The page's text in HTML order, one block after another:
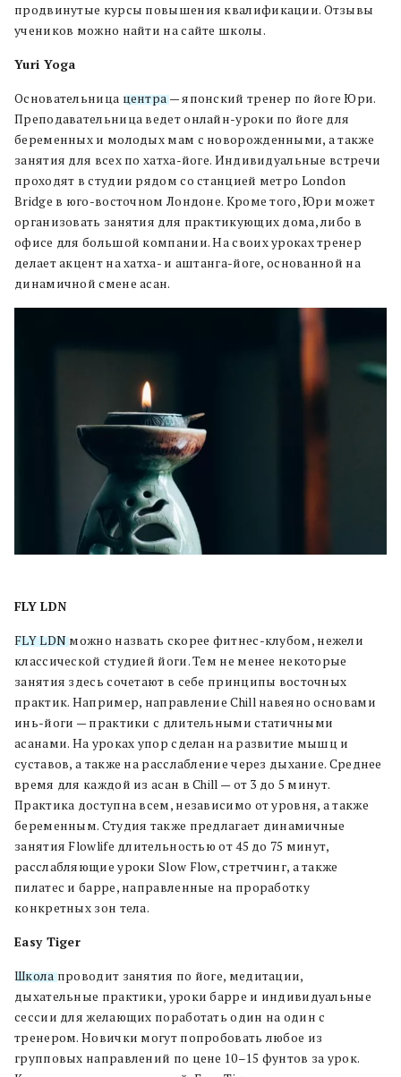
продвинутые курсы повышения квалификации. Отзывы
учеников можно найти на сайте школы.
Yuri Yoga
Основательница центра— японский тренер по йоге Юри.
Преподавательница ведет онлайн-уроки по йоге для
беременных и молодых мам с новорожденными, а также
занятия для всех по хатха-йоге. Индивидуальные встречи
проходят в студии рядом со станцией метро London
Bridge в юго-восточном Лондоне. Кроме того, Юри может
организовать занятия для практикующих дома, либо в
офисе для большой компании. На своих уроках тренер
делает акцент на хатха- и аштанга-йоге, основанной на
динамичной смене асан.
FLY LDN
FLY LDNможно назвать скорее фитнес-клубом, нежели
классической студией йоги. Тем не менее некоторые
занятия здесь сочетают в себе принципы восточных
практик. Например, направление Chill навеяно основами
инь-йоги — практики с длительными статичными
асанами. На уроках упор сделан на развитие мышц и
суставов, а также на расслабление через дыхание. Среднее
время для каждой из асан в Chill — от 3 до 5 минут.
Практика доступна всем, независимо от уровня, а также
беременным. Студия также предлагает динамичные
занятия Flowlife длительностью от 45 до 75 минут,
расслабляющие уроки Slow Flow, стретчинг, а также
пилатес и барре, направленные на проработку
конкретных зон тела.
Easy Tiger
Школапроводит занятия по йоге, медитации,
дыхательные практики, уроки барре и индивидуальные
сессии для желающих поработать один на один с
тренером. Новички могут попробовать любое из
групповых направлений по цене 10–15 фунтов за урок.